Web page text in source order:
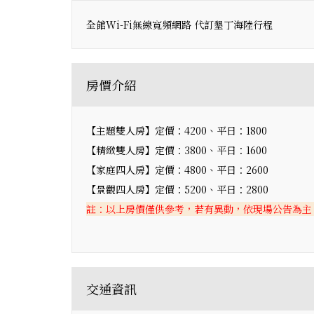
全館Wi-Fi無線寬頻網路 代訂墾丁海陸行程
房價介紹
【主題雙人房】定價：4200、平日：1800
【精緻雙人房】 定價：3800、平日：1600
【家庭四人房】 定價：4800、平日：2600
【景觀四人房】定價：5200、平日：2800
註：以上房價僅供參考，若有異動，依現場公告為
交通資訊